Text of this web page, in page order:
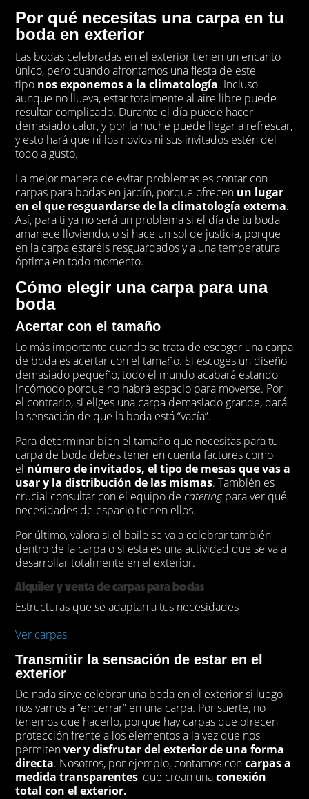
Por qué necesitas una carpa en tu
boda en exterior
Las bodas celebradas en el exterior tienen un encanto
único, pero cuando afrontamos una fiesta de este
tipo nos exponemos a la climatología. Incluso
aunque no llueva, estar totalmente al aire libre puede
resultar complicado. Durante el día puede hacer
demasiado calor, y por la noche puede llegar a refrescar,
y esto hará que ni los novios ni sus invitados estén del
todo a gusto.
La mejor manera de evitar problemas es contar con
carpas para bodas en jardín, porque ofrecen un lugar
en el que resguardarse de la climatología externa.
Así, para ti ya no será un problema si el día de tu boda
amanece lloviendo, o si hace un sol de justicia, porque
en la carpa estaréis resguardados y a una temperatura
óptima en todo momento.
Cómo elegir una carpa para una
boda
Acertar con el tamaño
Lo más importante cuando se trata de escoger una carpa
de boda es acertar con el tamaño. Si escoges un diseño
demasiado pequeño, todo el mundo acabará estando
incómodo porque no habrá espacio para moverse. Por
el contrario, si eliges una carpa demasiado grande, dará
la sensación de que la boda está “vacía”.
Para determinar bien el tamaño que necesitas para tu
carpa de boda debes tener en cuenta factores como
el número de invitados, el tipo de mesas que vas a
usar y la distribución de las mismas. También es
crucial consultar con el equipo decateringpara ver qué
necesidades de espacio tienen ellos.
Por último, valora si el baile se va a celebrar también
dentro de la carpa o si esta es una actividad que se va a
desarrollar totalmente en el exterior.
Alquiler y venta de carpas para bodas
Estructuras que se adaptan a tus necesidades
Ver carpas
Transmitir la sensación de estar en el
exterior
De nada sirve celebrar una boda en el exterior si luego
nos vamos a “encerrar” en una carpa. Por suerte, no
tenemos que hacerlo, porque hay carpas que ofrecen
protección frente a los elementos a la vez que nos
permitenver y disfrutar del exterior de una forma
directa. Nosotros, por ejemplo, contamos concarpas a
medida transparentes, que crean unaconexión
total con el exterior.